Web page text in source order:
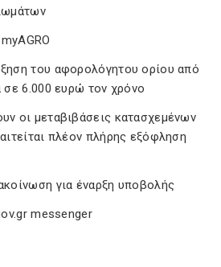
του αφορολόγητου ορίου από
6.000 ευρώ τον χρόνο
οι μεταβιβάσεις κατασχεμένων
πλέον πλήρης εξόφληση
για έναρξη υποβολής
messenger